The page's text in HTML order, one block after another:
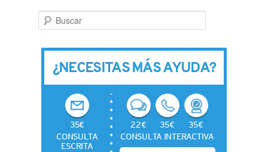
Buscar
¿NECESITAS MÁS AYUDA?
35€
CONSULTA
ESCRITA
22€ 35€
35€
CONSULTA INTERACTIVA